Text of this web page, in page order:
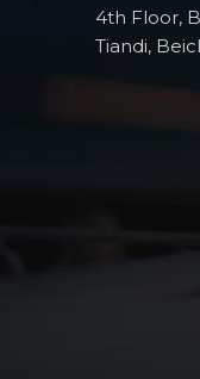
4th Floor,
Tiandi,